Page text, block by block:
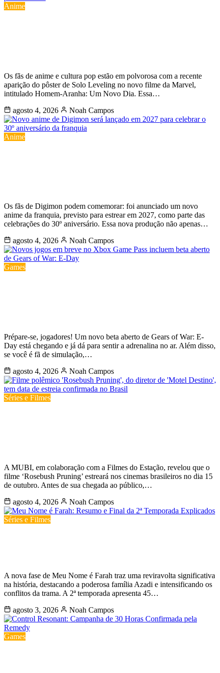
Anime
Os fãs de anime e cultura pop estão em polvorosa com a recente
aparição do pôster de Solo Leveling no novo filme da Marvel,
intitulado Homem-Aranha: Um Novo Dia. Essa…
agosto 4, 2026
Noah Campos
Anime
Os fãs de Digimon podem comemorar: foi anunciado um novo
anime da franquia, previsto para estrear em 2027, como parte das
celebrações do 30º aniversário. Essa nova produção não apenas…
agosto 4, 2026
Noah Campos
Games
Prépare-se, jogadores! Um novo beta aberto de Gears of War: E-
Day está chegando e já dá para sentir a adrenalina no ar. Além disso,
se você é fã de simulação,…
agosto 4, 2026
Noah Campos
Séries e Filmes
A MUBI, em colaboração com a Filmes do Estação, revelou que o
filme ‘Rosebush Pruning’ estreará nos cinemas brasileiros no dia 15
de outubro. Antes de sua chegada ao público,…
agosto 4, 2026
Noah Campos
Séries e Filmes
A nova fase de Meu Nome é Farah traz uma reviravolta significativa
na história, destacando a poderosa família Azadi e intensificando os
conflitos da trama. A 2ª temporada apresenta 45…
agosto 3, 2026
Noah Campos
Games